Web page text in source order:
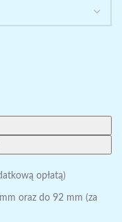
opłatą)
oraz do 92 mm (za